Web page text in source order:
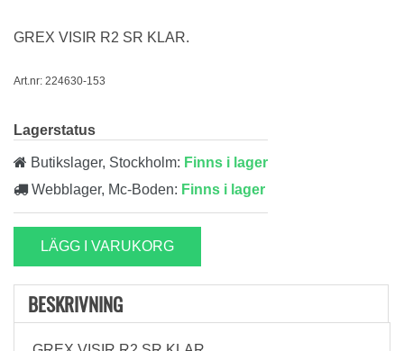
GREX VISIR R2 SR KLAR.
Art.nr: 224630-153
Lagerstatus
Butikslager, Stockholm: Finns i lager
Webblager, Mc-Boden: Finns i lager
LÄGG I VARUKORG
BESKRIVNING